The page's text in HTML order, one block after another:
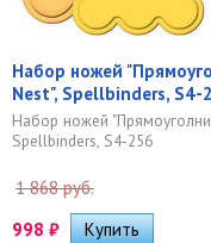
Набор ножей
Nest", Spellbinders, S4-
Набор ножей
Spellbinders, S4-256
1 868 руб.
998 ₽